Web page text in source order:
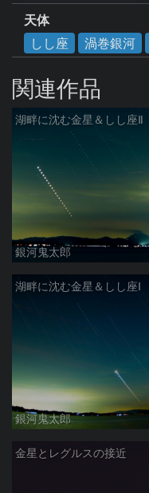
天体
しし座
渦巻銀河
関連作品
湖畔に沈む金星＆しし座Ⅱ
銀河鬼太郎
湖畔に沈む金星＆しし座Ⅰ
銀河鬼太郎